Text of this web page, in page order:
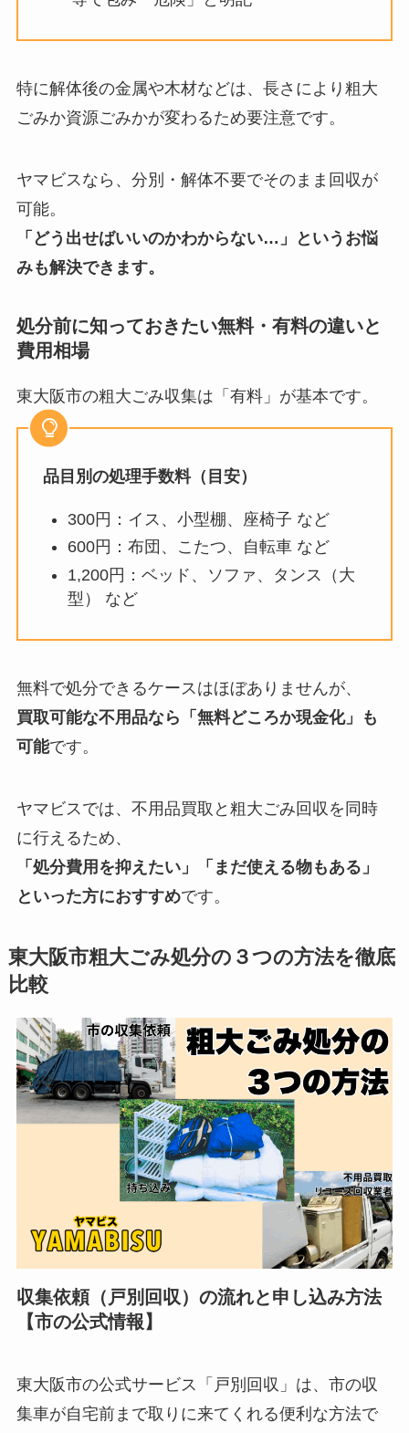
特に解体後の金属や木材などは、長さにより粗大
ごみか資源ごみかが変わるため要注意です。
ヤマビスなら、分別・解体不要でそのまま回収が
可能。
「どう出せばいいのかわからない…」というお悩
みも解決できます。
処分前に知っておきたい無料・有料の違いと
費用相場
東大阪市の粗大ごみ収集は「有料」が基本です。
品目別の処理手数料（目安）
300円：イス、小型棚、座椅子 など
600円：布団、こたつ、自転車 など
1,200円：ベッド、ソファ、タンス（大
型） など
無料で処分できるケースはほぼありませんが、
買取可能な不用品なら「無料どころか現金化」も
可能です。
ヤマビスでは、不用品買取と粗大ごみ回収を同時
に行えるため、
「処分費用を抑えたい」「まだ使える物もある」
といった方におすすめです。
東大阪市粗大ごみ処分の３つの方法を徹底
比較
収集依頼（戸別回収）の流れと申し込み方法
【市の公式情報】
東大阪市の公式サービス「戸別回収」は、市の収
集車が自宅前まで取りに来てくれる便利な方法で